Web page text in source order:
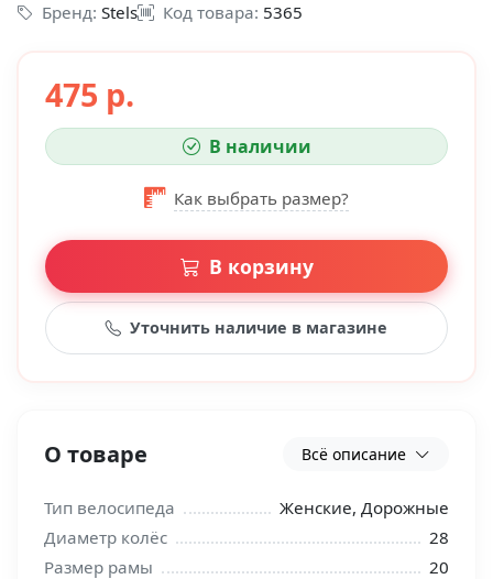
Бренд: Stels Код товара: 5365
О товаре Всё описание
Тип велосипеда
Женские, Дорожные
Диаметр колёс
28
Размер рамы
20
475 р.
В наличии
Как выбрать размер?
В корзину
Уточнить наличие в магазине